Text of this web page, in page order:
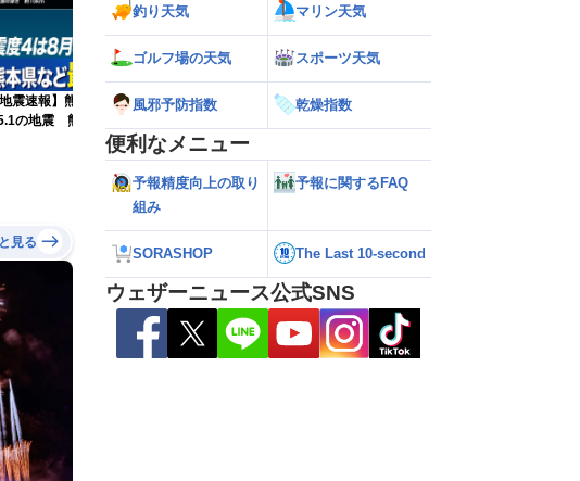
地震速報】熊本県天草･芦北地方で
の地震 熊本県や長崎県、鹿児島県
【雨情報】関東は通勤通学時も弱い雨
日中は再び雨降りやすい
見る
釣り天気 マリン天気
ゴルフ場の天気 スポーツ天気
風邪予防指数 乾燥指数
便利なメニュー
予報精度向上の取り
組み
予報に関するFAQ
SORASHOP The Last 10-second
ウェザーニュース公式SNS